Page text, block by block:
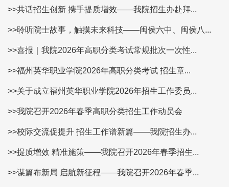
>>共话招生创新 携手提质增效——我院招生办赴拜...
>>聆听院士故事，触摸未来科技——闽侯六中、闽侯八...
>>喜报｜我院2026年高职分类考试常规批次一次性...
>>福州英华职业学院2026年高职分类考试 招生章...
>>关于成立福州英华职业学院2026年招生工作委员...
>>我院召开2026年春季高职分类招生工作动员会
>>校际交流促提升 招生工作谱新篇——我院招生办...
>>提质增效 精准施策——我院召开2026年春季招生...
>>谋篇布新局 启航新征程——我院召开2026年春季...